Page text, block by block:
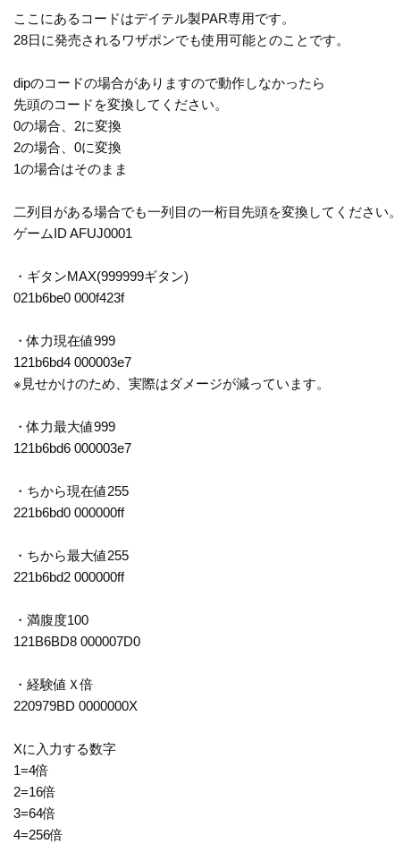
ここにあるコードはデイテル製PAR専用です。
28日に発売されるワザポンでも使用可能とのことです。
dipのコードの場合がありますので動作しなかったら
先頭のコードを変換してください。
0の場合、2に変換
2の場合、0に変換
1の場合はそのまま
二列目がある場合でも一列目の一桁目先頭を変換してください。
ゲームID AFUJ0001
・ギタンMAX(999999ギタン)
021b6be0 000f423f
・体力現在値999
121b6bd4 000003e7
※見せかけのため、実際はダメージが減っています。
・体力最大値999
121b6bd6 000003e7
・ちから現在値255
221b6bd0 000000ff
・ちから最大値255
221b6bd2 000000ff
・満腹度100
121B6BD8 000007D0
・経験値Ｘ倍
220979BD 0000000X
Xに入力する数字
1=4倍
2=16倍
3=64倍
4=256倍